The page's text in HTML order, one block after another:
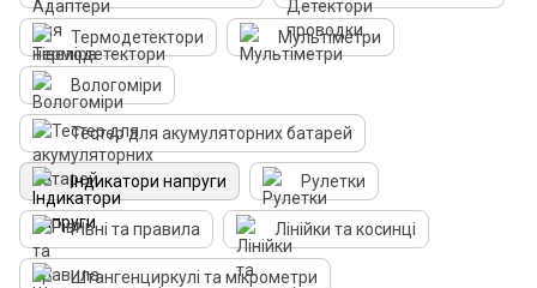
Термодетектори Мультіметри
Вологоміри
Тестер для акумуляторних батарей
Індикатори напруги Рулетки
Рівні та правила Лінійки та косинці
Штангенциркулі та мікрометри